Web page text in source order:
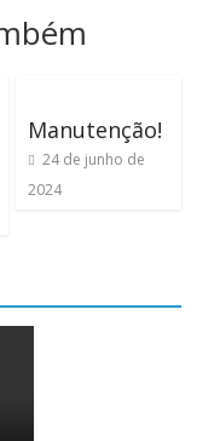
Manutenção!
24 de junho de
2024